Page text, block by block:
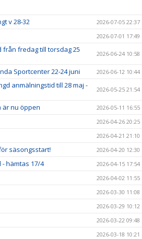
v 28-32 2026-07-05 22:37
2026-07-01 17:49
fredag till torsdag 25
2026-06-24 10:58
Sportcenter 22-24 juni 2026-06-12 10:44
anmälningstid till 28 maj -
2026-05-25 21:54
är nu öppen 2026-05-11 16:55
2026-04-26 20:25
2026-04-21 21:10
säsongsstart! 2026-04-20 12:30
hämtas 17/4 2026-04-15 17:54
2026-04-02 11:55
2026-03-30 11:08
2026-03-29 10:12
2026-03-22 09:48
2026-03-18 10:21